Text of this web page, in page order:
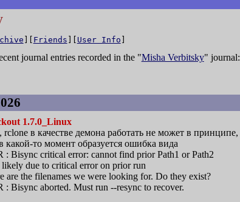
][ Friends ][ User Info ]
journal entries recorded in the "Misha Verbitsky" journal:
1.7.0_Linux
rclone в качестве демона работать не может в принципе,
какой-то момент образуется ошибка вида
: Bisync critical error: cannot find prior Path1 or Path2
likely due to critical error on prior run
are the filenames we were looking for. Do they exist?
: Bisync aborted. Must run --resync to recover.